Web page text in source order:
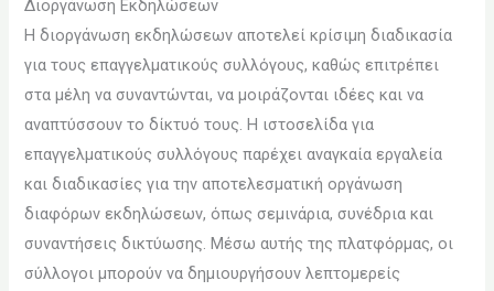
Διοργάνωση Εκδηλώσεων
Η διοργάνωση εκδηλώσεων αποτελεί κρίσιμη διαδικασία
για τους επαγγελματικούς συλλόγους, καθώς επιτρέπει
στα μέλη να συναντώνται, να μοιράζονται ιδέες και να
αναπτύσσουν το δίκτυό τους. Η ιστοσελίδα για
επαγγελματικούς συλλόγους παρέχει αναγκαία εργαλεία
και διαδικασίες για την αποτελεσματική οργάνωση
διαφόρων εκδηλώσεων, όπως σεμινάρια, συνέδρια και
συναντήσεις δικτύωσης. Μέσω αυτής της πλατφόρμας, οι
σύλλογοι μπορούν να δημιουργήσουν λεπτομερείς